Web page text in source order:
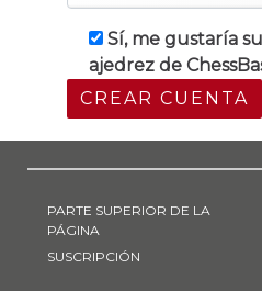
Sí, me gustaría
ajedrez de
CREAR CUENTA
PARTE SUPERIOR DE LA
PÁGINA
SUSCRIPCIÓN